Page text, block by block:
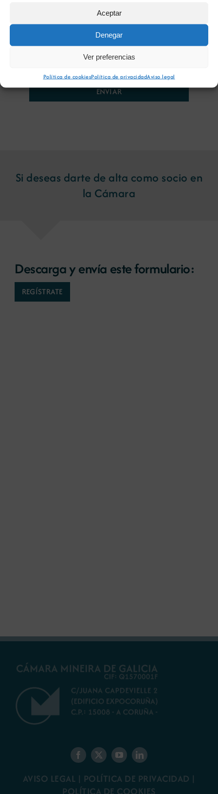
Aceptar
Denegar
Ver preferencias
Política de cookiesPolítica de privacidadAviso legal
HE LEÍDO Y ACEPTO LA
DE PRIVACIDAD
ENVIAR
Si deseas darte de alta como socio en
la Cámara
Descarga y envía este formulario:
REGÍSTRATE
AVISO LEGAL | POLÍTICA DE PRIVACIDAD |